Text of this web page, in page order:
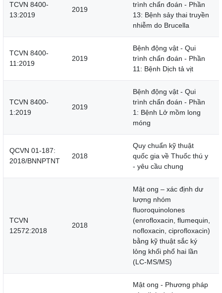
TCVN 8400-
13:2019
2019
trình chẩn đoán - Phần
13: Bệnh sảy thai truyền
nhiễm do Brucella
TCVN 8400-
11:2019
2019
Bệnh động vật - Qui
trình chẩn đoán - Phần
11: Bệnh Dịch tả vịt
TCVN 8400-
1:2019
2019
Bệnh động vật - Qui
trình chẩn đoán - Phần
1: Bệnh Lở mồm long
móng
QCVN 01-187:
2018/BNNPTNT
2018
Quy chuẩn kỹ thuật
quốc gia về Thuốc thú y
- yêu cầu chung
TCVN
12572:2018
2018
Mật ong – xác định dư
lượng nhóm
fluoroquinolones
(enrofloxacin, flumequin,
nofloxacin, ciprofloxacin)
bằng kỹ thuật sắc ký
lỏng khối phổ hai lần
(LC-MS/MS)
Mật ong - Phương pháp